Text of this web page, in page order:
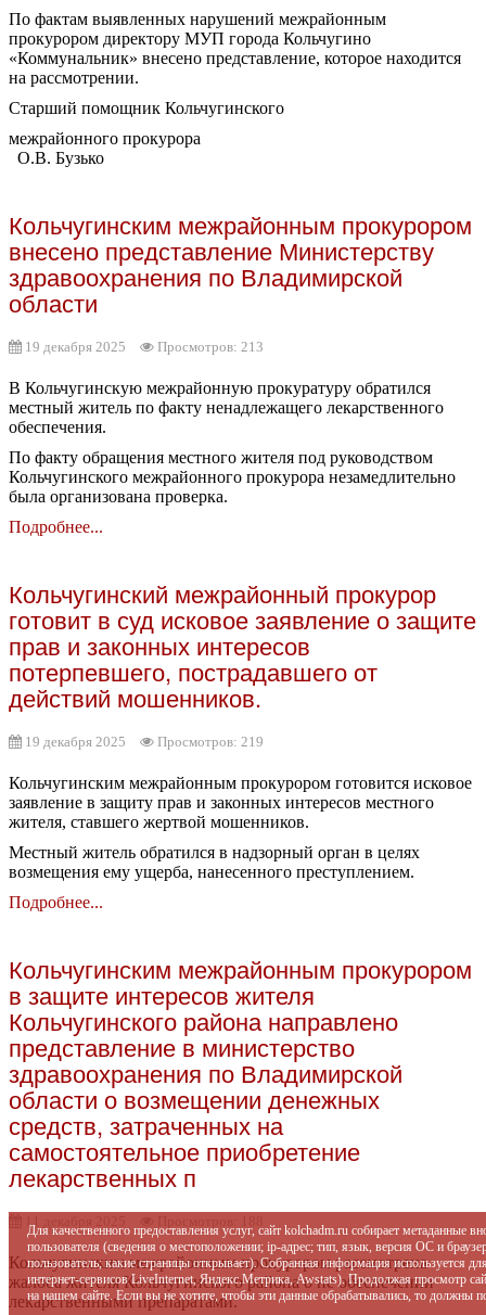
По фактам выявленных нарушений межрайонным
прокурором директору МУП города Кольчугино
«Коммунальник» внесено представление, которое находится
на рассмотрении.
Старший помощник Кольчугинского
межрайонного прокурора
О.В. Бузько
Кольчугинским межрайонным прокурором
внесено представление Министерству
здравоохранения по Владимирской
области
19 декабря 2025 Просмотров: 213
В Кольчугинскую межрайонную прокуратуру обратился
местный житель по факту ненадлежащего лекарственного
обеспечения.
По факту обращения местного жителя под руководством
Кольчугинского межрайонного прокурора незамедлительно
была организована проверка.
Подробнее...
Кольчугинский межрайонный прокурор
готовит в суд исковое заявление о защите
прав и законных интересов
потерпевшего, пострадавшего от
действий мошенников.
19 декабря 2025 Просмотров: 219
Кольчугинским межрайонным прокурором готовится исковое
заявление в защиту прав и законных интересов местного
жителя, ставшего жертвой мошенников.
Местный житель обратился в надзорный орган в целях
возмещения ему ущерба, нанесенного преступлением.
Подробнее...
Кольчугинским межрайонным прокурором
в защите интересов жителя
Кольчугинского района направлено
представление в министерство
здравоохранения по Владимирской
области о возмещении денежных
средств, затраченных на
самостоятельное приобретение
лекарственных п
11 декабря 2025
Кольчугинским межрайонным прокурором рассмотрена
жалоба жителя Кольчугинского района о не обеспечении
лекарственными препаратами.
Для качественного предоставления услуг, сайт kolchadm.ru собирает
пользователя (сведения о местоположении; ip-адрес; тип, язык, версия ОС и
пользователь; какие страницы открывает). Собранная информация используется
интернет-сервисов LiveInternet, Яндекс.Метрика, Awstats). Продолжая просмотр
на нашем сайте. Если вы не хотите, чтобы эти данные обрабатывались, то должны